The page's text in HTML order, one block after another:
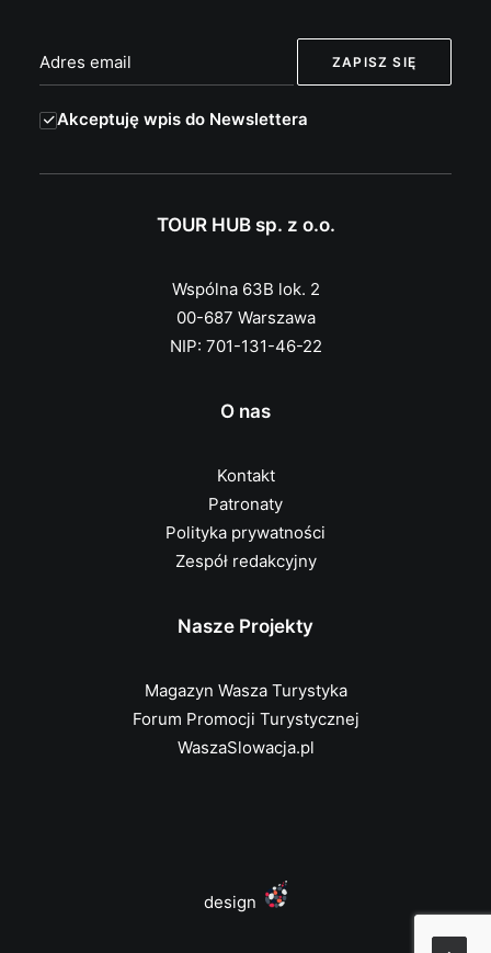
Akceptuję wpis do Newslettera
TOUR HUB sp. z o.o.
Wspólna 63B lok. 2
00-687 Warszawa
NIP: 701-131-46-22
O nas
Kontakt
Patronaty
Polityka prywatności
Zespół redakcyjny
Nasze Projekty
Magazyn Wasza Turystyka
Forum Promocji Turystycznej
WaszaSlowacja.pl
design